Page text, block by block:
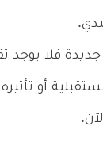
جديدة فلا يوجد
أو